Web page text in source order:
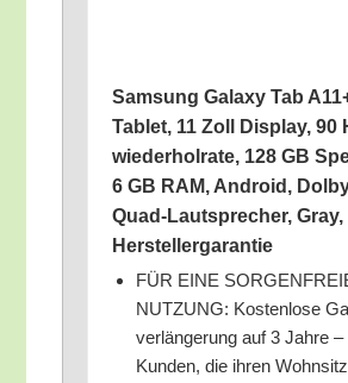
Sam­sung Gala­xy Tab
Tablet, 11 Zoll Dis­play,
wie­der­hol­ra­te, 128 GB
6 GB RAM, Android,
Quad-Laut­spre­cher, Gray,
Herstellergarantie
FÜR EINE
NUTZUNG: Kos­ten­lo­se
ver­län­ge­rung auf 3 Jah­re –
Kun­den, die ihren